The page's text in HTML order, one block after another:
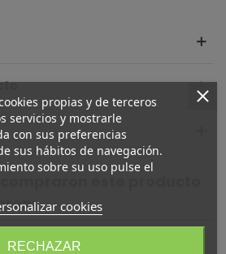
compraron este producto
propias y de terceros
servicios y mostrarle
con sus preferencias
sus hábitos de navegación.
sobre su uso pulse el
cookies
RECHAZAR